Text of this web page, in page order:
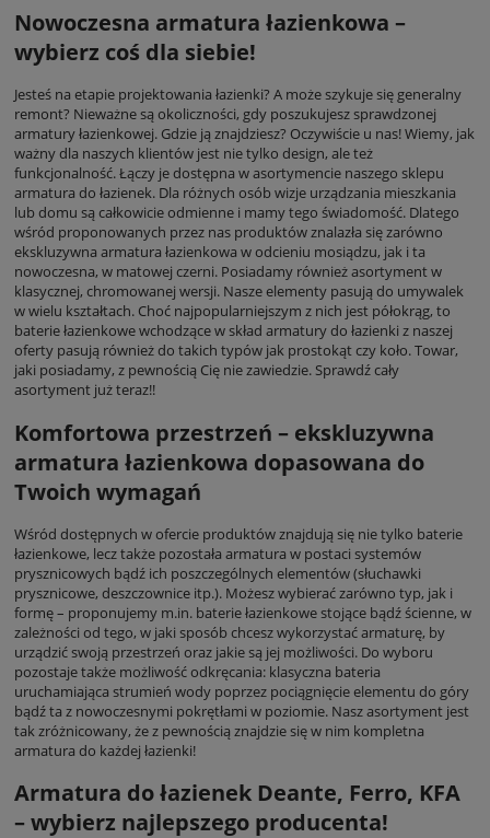
Nowoczesna armatura łazienkowa –
wybierz coś dla siebie!
Jesteś na etapie projektowania łazienki? A może szykuje się generalny
remont? Nieważne są okoliczności, gdy poszukujesz sprawdzonej
armatury łazienkowej. Gdzie ją znajdziesz? Oczywiście u nas! Wiemy, jak
ważny dla naszych klientów jest nie tylko design, ale też
funkcjonalność. Łączy je dostępna w asortymencie naszego sklepu
armatura do łazienek. Dla różnych osób wizje urządzania mieszkania
lub domu są całkowicie odmienne i mamy tego świadomość. Dlatego
wśród proponowanych przez nas produktów znalazła się zarówno
ekskluzywna armatura łazienkowa w odcieniu mosiądzu, jak i ta
nowoczesna, w matowej czerni. Posiadamy również asortyment w
klasycznej, chromowanej wersji. Nasze elementy pasują do umywalek
w wielu kształtach. Choć najpopularniejszym z nich jest półokrąg, to
baterie łazienkowe wchodzące w skład armatury do łazienki z naszej
oferty pasują również do takich typów jak prostokąt czy koło. Towar,
jaki posiadamy, z pewnością Cię nie zawiedzie. Sprawdź cały
asortyment już teraz!!
Komfortowa przestrzeń – ekskluzywna
armatura łazienkowa dopasowana do
Twoich wymagań
Wśród dostępnych w ofercie produktów znajdują się nie tylko baterie
łazienkowe, lecz także pozostała armatura w postaci systemów
prysznicowych bądź ich poszczególnych elementów (słuchawki
prysznicowe, deszczownice itp.). Możesz wybierać zarówno typ, jak i
formę – proponujemy m.in. baterie łazienkowe stojące bądź ścienne, w
zależności od tego, w jaki sposób chcesz wykorzystać armaturę, by
urządzić swoją przestrzeń oraz jakie są jej możliwości. Do wyboru
pozostaje także możliwość odkręcania: klasyczna bateria
uruchamiająca strumień wody poprzez pociągnięcie elementu do góry
bądź ta z nowoczesnymi pokrętłami w poziomie. Nasz asortyment jest
tak zróżnicowany, że z pewnością znajdzie się w nim kompletna
armatura do każdej łazienki!
Armatura do łazienek Deante, Ferro, KFA
– wybierz najlepszego producenta!